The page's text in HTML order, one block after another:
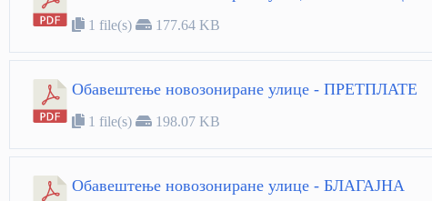
1 file(s) 177.64 KB
Обавештење новозониране улице - ПРЕТПЛАТЕ
1 file(s) 198.07 KB
Обавештење новозониране улице - БЛАГАЈНА